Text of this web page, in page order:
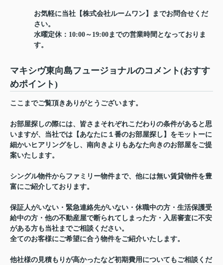
お気軽に当社【株式会社ルームワン】までお問合せくだ
さい。
水曜定休：10:00～19:00までの営業時間となっておりま
す。
マキシヴ東向島フュージョナルのコメント(おすす
めポイント)
ここまでご覧頂きありがとうございます。
お部屋探しの際には、皆さまそれぞれこだわりの条件があると思
いますが、当社では【あなたに１番のお部屋探し】をモットーに
細かいヒアリングをし、南向きよりもあなた向きのお部屋をご提
案いたします。
シングル物件からファミリー物件まで、他には無い賃貸物件を豊
富にご紹介しております。
保証人がいない・緊急連絡先がいない・休職中の方・生活保護受
給中の方・他の不動産屋で断られてしまった方・入居審査に不安
がある方も当社までご相談ください。
全てのお客様にご希望に合う物件をご紹介いたします。
他社様の見積もりが高かったなど初期費用についてもご相談くだ